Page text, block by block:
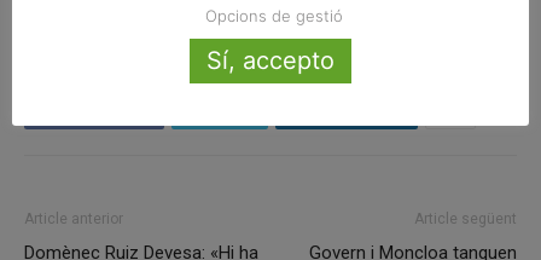
Article anterior
Domènec Ruiz Devesa: «Hi ha
Article següent
Govern i Moncloa tanquen
Opcions de gestió
Sí, accepto